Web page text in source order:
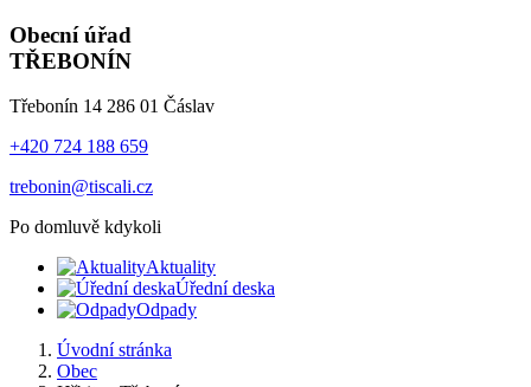
Obecní úřad
TŘEBONÍN
Třebonín 14 286 01 Čáslav
+420 724 188 659
trebonin@tiscali.cz
Po domluvě kdykoli
Aktuality
Úřední deska
Odpady
Úvodní stránka
Obec